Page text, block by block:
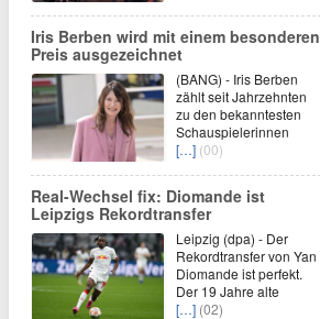
Iris Berben wird mit einem besonderen
Preis ausgezeichnet
(BANG) - Iris Berben
zählt seit Jahrzehnten
zu den bekanntesten
Schauspielerinnen
[…] (00)
Real-Wechsel fix: Diomande ist
Leipzigs Rekordtransfer
Leipzig (dpa) - Der
Rekordtransfer von Yan
Diomande ist perfekt.
Der 19 Jahre alte
[…] (02)